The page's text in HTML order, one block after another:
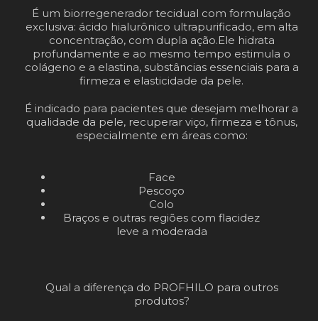
É um biorregenerador tecidual com formulação
exclusiva: ácido hialurônico ultrapurificado, em alta
concentração, com dupla ação.Ele hidrata
profundamente e ao mesmo tempo estimula o
colágeno e a elastina, substâncias essenciais para a
firmeza e elasticidade da pele.
É indicado para pacientes que desejam melhorar a
qualidade da pele, recuperar viço, firmeza e tônus,
especialmente em áreas como:
Face
Pescoço
Colo
Braços e outras regiões com flacidez
leve a moderada
Qual a diferença do PROFHILO para outros
produtos?